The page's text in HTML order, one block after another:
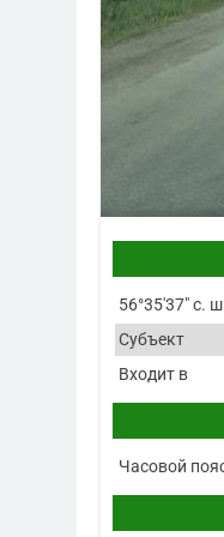
56°35′37″ с.
Субъект
Входит в
Часовой